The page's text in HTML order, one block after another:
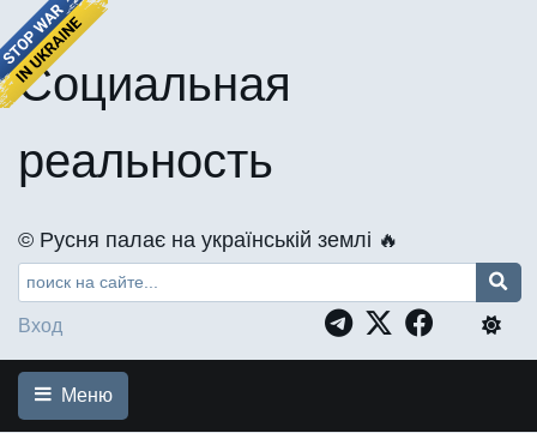
Социальная
реальность
©️ Русня палає на українській землі 🔥
Вход
Меню